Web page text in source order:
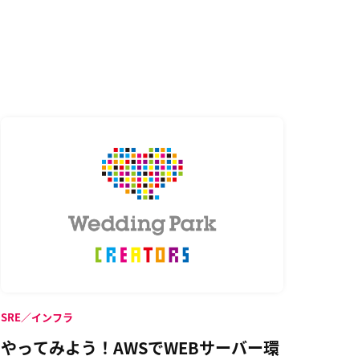
やってみよう！AWSでWEBサーバー環
SRE／インフラ